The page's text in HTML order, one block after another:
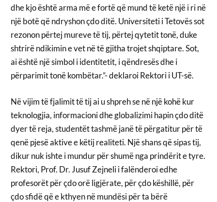
dhe kjo është arma më e fortë që mund të ketë një i ri në
një botë që ndryshon çdo ditë. Universiteti i Tetovës sot
rezonon përtej mureve të tij, përtej qytetit tonë, duke
shtrirë ndikimin e vet në të gjitha trojet shqiptare. Sot,
ai është një simbol i identitetit, i qëndresës dhe i
përparimit tonë kombëtar.”- deklaroi Rektori i UT-së.
Në vijim të fjalimit të tij ai u shpreh se në një kohë kur
teknologjia, informacioni dhe globalizimi hapin çdo ditë
dyer të reja, studentët tashmë janë të përgatitur për të
qenë pjesë aktive e këtij realiteti. Një shans që sipas tij,
dikur nuk ishte i mundur për shumë nga prindërit e tyre.
Rektori, Prof. Dr. Jusuf Zejneli i falënderoi edhe
profesorët për çdo orë ligjërate, për çdo këshillë, për
çdo sfidë që e kthyen në mundësi për ta bërë